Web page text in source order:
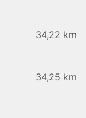
34,22 km
34,25 km